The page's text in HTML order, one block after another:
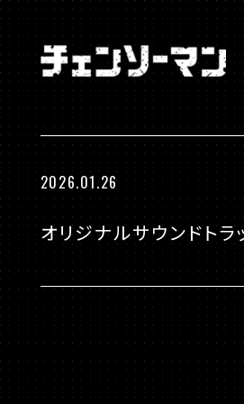
チ
ェ
ン
ソ
ー
マ
ン
2026.01.26
オリジナルサウンドト